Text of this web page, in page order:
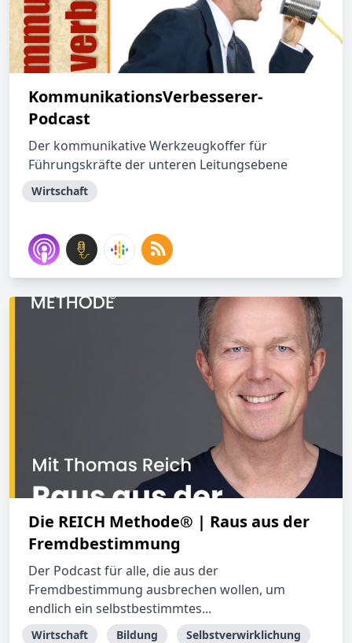
KommunikationsVerbesserer-
Podcast
Der kommunikative Werkzeugkoffer für
Führungskräfte der unteren Leitungsebene
Wirtschaft
Die REICH Methode® | Raus aus der
Fremdbestimmung
Der Podcast für alle, die aus der
Fremdbestimmung ausbrechen wollen, um
endlich ein selbstbestimmtes...
Wirtschaft Bildung Selbstverwirklichung